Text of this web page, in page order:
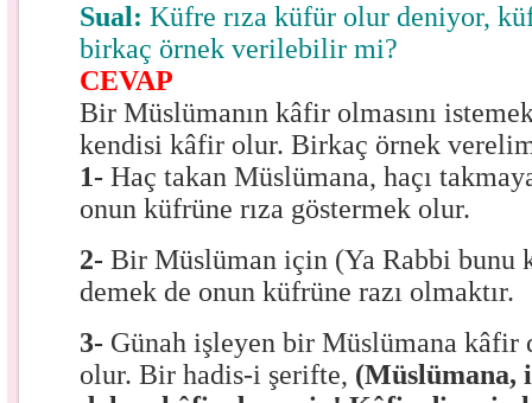
Sual: Küfre rıza küfür olur deniyor,
birkaç örnek verilebilir mi?
CEVAP
Bir Müslümanın kâfir olmasını
kendisi kâfir olur. Birkaç örnek
1-Haç takan Müslümana, haçı
onun küfrüne rıza göstermek olur.
2-Bir Müslüman için (Ya Rabbi bunu
demek de onun küfrüne razı olmaktır.
3- Günah işleyen bir Müslümana
olur. Bir hadis-i şerifte, (Müslümana,